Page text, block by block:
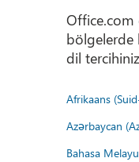
Office.com
bölgelerde
dil
Afrikaans
Azərbaycan
Bahasa